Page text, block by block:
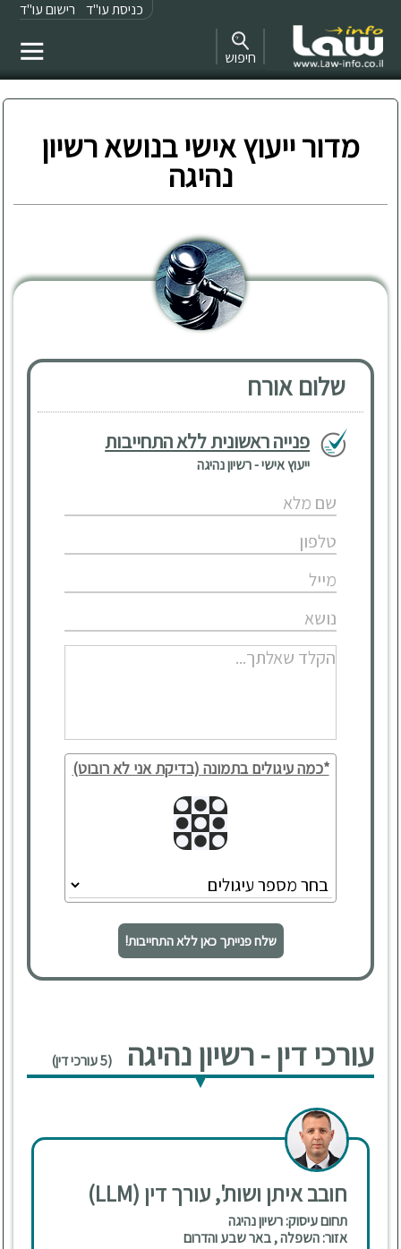
כניסת עו"ד רישום עו"ד
חיפוש
מדור ייעוץ אישי בנושא רשיון
נהיגה
שלום אורח
פנייה ראשונית ללא התחייבות
ייעוץ אישי - רשיון נהיגה
*כמה עיגולים בתמונה (בדיקת אני לא רובוט)
שלח פנייתך כאן ללא התחייבות!
עורכי דין - רשיון נהיגה (5 עורכי דין)
חובב איתן ושות', עורך דין (LLM)
תחום עיסוק: רשיון נהיגה
אזור: השפלה , באר שבע והדרום